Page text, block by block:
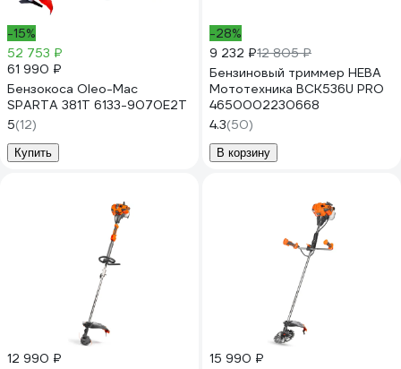
-15%
52 753 ₽
61 990 ₽
Бензокоса Oleo-Mac
SPARTA 381T 6133-9070E2T
5(12)
Купить
-28%
9 232 ₽12 805 ₽
Бензиновый триммер НЕВА
Мототехника BCK536U PRO
4650002230668
4.3(50)
В корзину
12 990 ₽
15 990 ₽